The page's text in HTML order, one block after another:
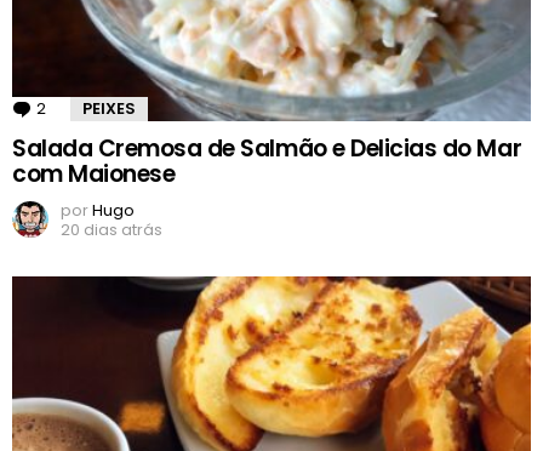
2 Comentários
PEIXES
Salada Cremosa de Salmão e Delicias do Mar
com Maionese
porHugo
20 dias atrás